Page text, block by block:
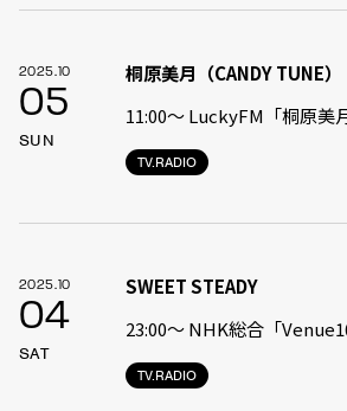
2025.10
05
SUN
TV.RADIO
桐原美月（CANDY TUNE）
11:00〜 LuckyFM「桐原美
2025.10
04
SAT
TV.RADIO
SWEET STEADY
23:00〜 NHK総合「